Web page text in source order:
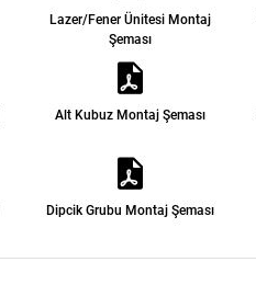
Lazer/Fener Ünitesi Montaj
Şeması
Alt Kubuz Montaj Şeması
Dipcik Grubu Montaj Şeması